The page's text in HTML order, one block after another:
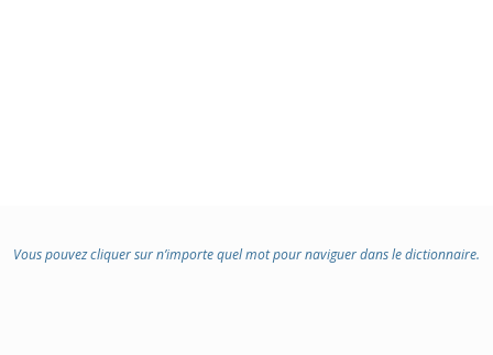
Vous pouvez cliquer sur n’importe quel mot pour naviguer dans le dictionnaire.